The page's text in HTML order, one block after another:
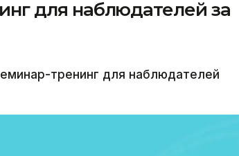
для наблюдателей за
тренинг для наблюдателей